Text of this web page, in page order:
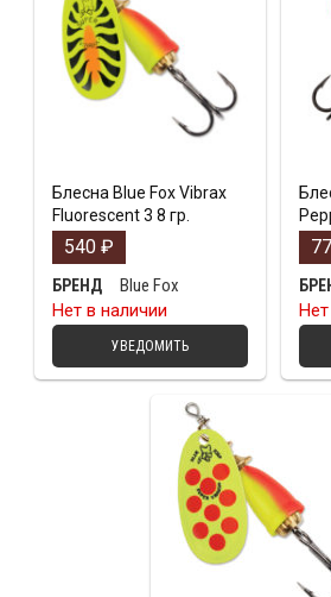
Блесна Blue Fox Vibrax
Fluorescent 3 8 гр.
540 ₽
БРЕНД
Blue Fox
Нет в наличии
УВЕДОМИТЬ